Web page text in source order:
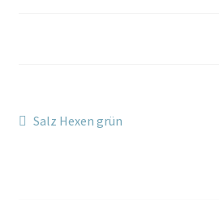
Beitragsnavigation
Vorheriger
Salz Hexen grün